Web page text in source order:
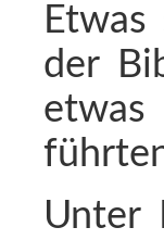
der
Unter